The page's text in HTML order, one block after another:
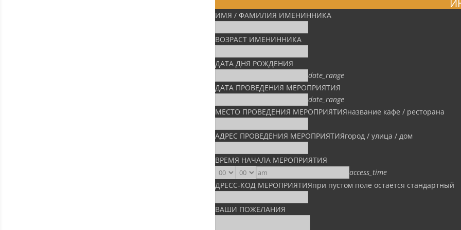
ИМЯ / ФАМИЛИЯ ИМЕНИННИКА
ВОЗРАСТ ИМЕНИННИКА
ДАТА ДНЯ РОЖДЕНИЯ
date_range
ДАТА ПРОВЕДЕНИЯ МЕРОПРИЯТИЯ
date_range
МЕСТО ПРОВЕДЕНИЯ МЕРОПРИЯТИЯназвание кафе / ресторана
АДРЕС ПРОВЕДЕНИЯ МЕРОПРИЯТИЯгород / улица / дом
ВРЕМЯ НАЧАЛА МЕРОПРИЯТИЯ
access_time
ДРЕСС-КОД МЕРОПРИЯТИЯпри пустом поле остается стандартный
ВАШИ ПОЖЕЛАНИЯ